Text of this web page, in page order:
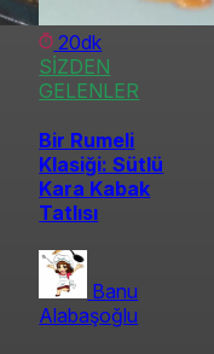
20dk
SİZDEN
GELENLER
Bir Rumeli
Klasiği: Sütlü
Kara Kabak
Tatlısı
Banu
Alabaşoğlu